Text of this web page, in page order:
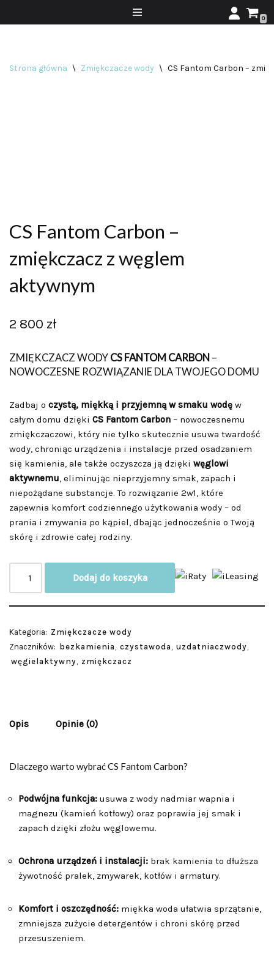
0
Strona główna \ Zmiękczacze wody \ CS Fantom Carbon –
CS Fantom Carbon –
zmiękczacz z węglem
aktywnym
2 800 zł
ZMIĘKCZACZ WODY CS FANTOM CARBON –
NOWOCZESNE ROZWIĄZANIE DLA TWOJEGO DOMU
Zadbaj o czystą, miękką i przyjemną w smaku wodę w
całym domu dzięki CS Fantom Carbon – nowoczesnemu
zmiękczaczowi, który nie tylko skutecznie usuwa twardość
wody, chroniąc urządzenia i instalacje przed osadzaniem
się kamienia, ale także oczyszcza ją dzięki węglowi
aktywnemu, eliminując nieprzyjemny smak, zapach i
niepożądane substancje. To rozwiązanie 2w1, które
zapewnia komfort codziennego użytkowania wody – od
prania i zmywania po kąpiel, dbając jednocześnie o Twoją
skórę i zdrowie całej rodziny.
Dodaj do koszyka
Kategoria: Zmiękczacze wody
Znaczników: bezkamienia , czystawoda , uzdatniaczwody,
węgielaktywny, zmiękczacz
Opis Opinie (0)
Dlaczego warto wybrać CS Fantom Carbon?
Podwójna funkcja: usuwa z wody nadmiar wapnia i
magnezu (kamień kotłowy) oraz poprawia jej smak i
zapach dzięki złożu węglowemu.
Ochrona urządzeń i instalacji: brak kamienia to dłuższa
żywotność pralek, zmywarek, kotłów i armatury.
Komfort i oszczędność: miękka woda ułatwia sprzątanie,
zmniejsza zużycie detergentów i chroni skórę przed
przesuszeniem.